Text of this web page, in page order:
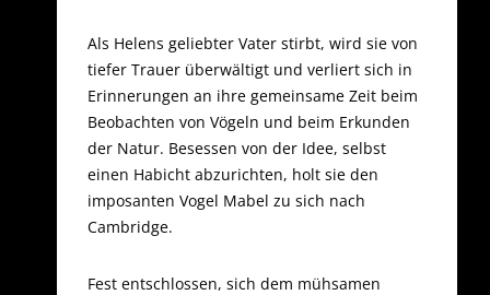
Als Helens geliebter Vater stirbt, wird sie von
tiefer Trauer überwältigt und verliert sich in
Erinnerungen an ihre gemeinsame Zeit beim
Beobachten von Vögeln und beim Erkunden
der Natur. Besessen von der Idee, selbst
einen Habicht abzurichten, holt sie den
imposanten Vogel Mabel zu sich nach
Cambridge.
Fest entschlossen, sich dem mühsamen